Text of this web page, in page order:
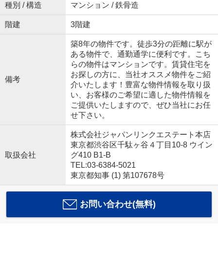
種別 / 構造 マンション / 鉄骨造
階建 3階建
備考
築8年の物件です。徒歩3分の距離に駅が
ある物件で、通勤通学に便利です。こち
らの物件はマンションです。賃貸住宅を
お探しの方に、当社オススメ物件をご紹
介いたします！豊富な物件情報を取り扱
い、お客様のご希望に適した物件情報を
ご提供いたしますので、ぜひ当社にお任
せ下さい。
取扱会社
株式会社ジャパンリンクエステート本店
東京都渋谷区千駄ヶ谷４丁目10-8 ウイン
グ410 B1-B
TEL:03-6384-5021
東京都知事 (1) 第107678号
お問い合わせ(無料)